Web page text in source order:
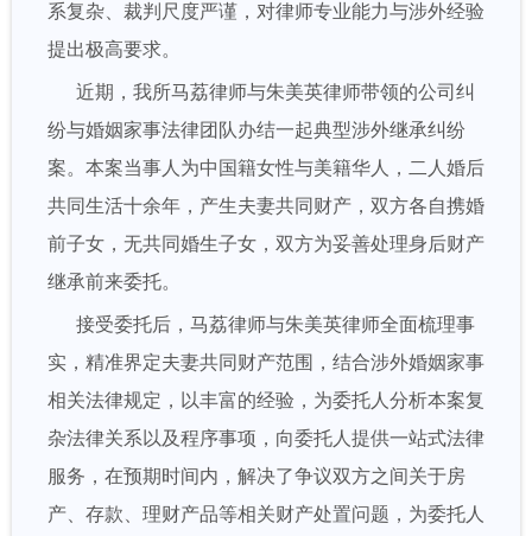
系复杂、裁判尺度严谨，对律师专业能力与涉外经验
提出极高要求。
近期，我所马荔律师与朱美英律师带领的公司纠
纷与婚姻家事法律团队办结一起典型涉外继承纠纷
案。本案当事人为中国籍女性与美籍华人，二人婚后
共同生活十余年，产生夫妻共同财产，双方各自携婚
前子女，无共同婚生子女，双方为妥善处理身后财产
继承前来委托。
接受委托后，马荔律师与朱美英律师全面梳理事
实，精准界定夫妻共同财产范围，结合涉外婚姻家事
相关法律规定，以丰富的经验，为委托人分析本案复
杂法律关系以及程序事项，向委托人提供一站式法律
服务，在预期时间内，解决了争议双方之间关于房
产、存款、理财产品等相关财产处置问题，为委托人